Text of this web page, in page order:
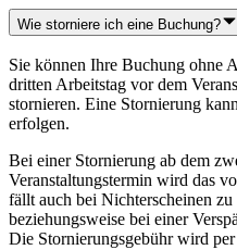
Wie storniere ich eine Buchung?
Sie können Ihre Buchung ohne
dritten Arbeitstag vor dem
stornieren. Eine Stornierung
erfolgen.
Bei einer Stornierung ab dem
Veranstaltungstermin wird das
fällt auch bei Nichterscheinen zu
beziehungsweise bei einer
Die Stornierungsgebühr wird